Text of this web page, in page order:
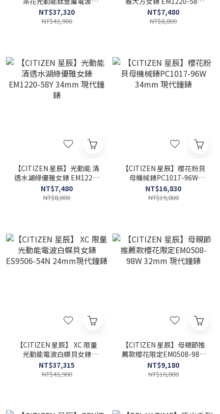
ES9498-69N 27mm 現代鐘
錶
NT$37,320
NT$43,900
34mm 現代鐘錶
NT$7,480
NT$8,800
【CITIZEN 星辰】光動能 清
透水湖綠優雅女錶 EM1220-
58Y 34mm 現代鐘錶
NT$7,480
NT$8,800
【CITIZEN 星辰】櫻花粉貝
母機械錶PC1017-96W
34mm 現代鐘錶
NT$16,830
NT$19,800
【CITIZEN 星辰】 XC 限量
光動能電波白蝶貝女錶
ES9506-54N 24mm現代鐘
錶
NT$37,315
NT$43,900
【CITIZEN 星辰】母親節推
薦款櫻花限定EM0508-98W
32mm 現代鐘錶
NT$9,180
NT$10,800